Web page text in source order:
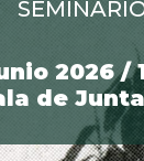
2026 /
de